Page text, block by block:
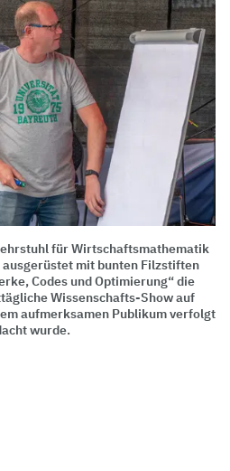
für Wirtschaftsmathematik
ausgerüstet mit bunten Filzstiften
Codes und Optimierung“ die
Wissenschafts-Show auf
aufmerksamen Publikum verfolgt
wurde.